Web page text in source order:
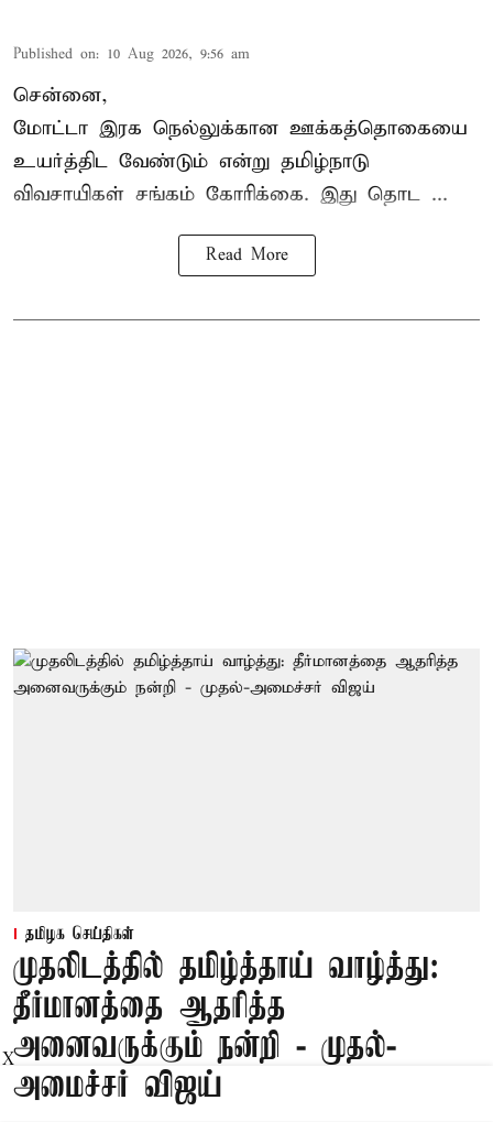
Published on: 10 Aug 2026, 9:56 am
சென்னை,
மோட்டா இரக நெல்லுக்கான ஊக்கத்தொகையை
உயர்த்திட வேண்டும் என்று தமிழ்நாடு
விவசாயிகள் சங்கம் கோரிக்கை. இது தொட ...
Read More
தமிழக செய்திகள்
முதலிடத்தில் தமிழ்த்தாய் வாழ்த்து:
தீர்மானத்தை ஆதரித்த
அனைவருக்கும் நன்றி - முதல்-
அமைச்சர் விஜய்
X